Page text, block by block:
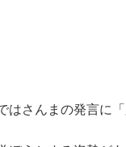
さんまの発言に